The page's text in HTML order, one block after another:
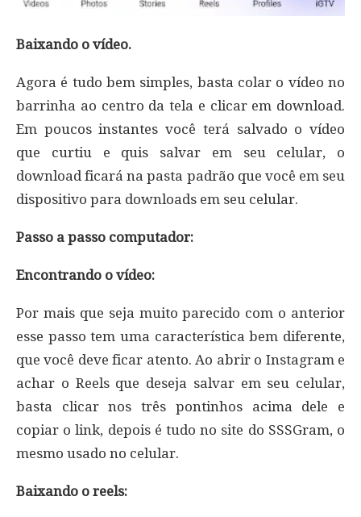
Baixando o vídeo.
Agora é tudo bem simples, basta colar o vídeo no
barrinha ao centro da tela e clicar em download.
Em poucos instantes você terá salvado o vídeo
que curtiu e quis salvar em seu celular, o
download ficará na pasta padrão que você em seu
dispositivo para downloads em seu celular.
Passo a passo computador:
Encontrando o vídeo:
Por mais que seja muito parecido com o anterior
esse passo tem uma característica bem diferente,
que você deve ficar atento. Ao abrir o Instagram e
achar o Reels que deseja salvar em seu celular,
basta clicar nos três pontinhos acima dele e
copiar o link, depois é tudo no site do SSSGram, o
mesmo usado no celular.
Baixando o reels: